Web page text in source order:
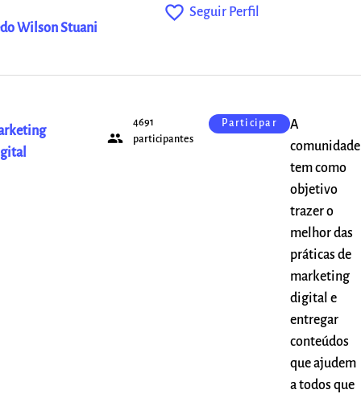
Wilson Stuani
favorite_outline Seguir Perfil
people
4691
participantes
Participar
A
comunidade
tem como
objetivo
trazer o
melhor das
práticas de
marketing
digital e
entregar
conteúdos
que ajudem
a todos que